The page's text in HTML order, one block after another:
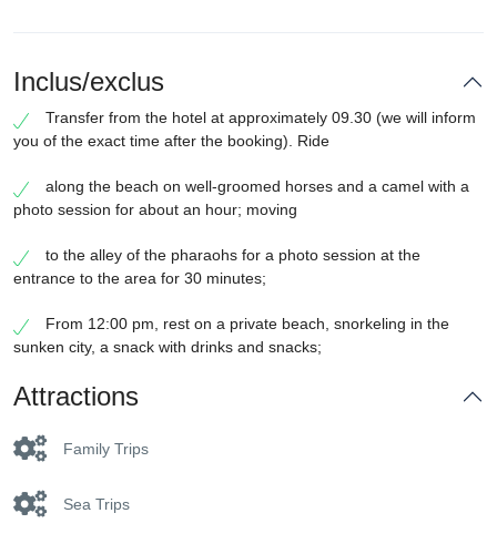
Inclus/exclus
Transfer from the hotel at approximately 09.30 (we will inform
you of the exact time after the booking). Ride
along the beach on well-groomed horses and a camel with a
photo session for about an hour; moving
to the alley of the pharaohs for a photo session at the
entrance to the area for 30 minutes;
From 12:00 pm, rest on a private beach, snorkeling in the
sunken city, a snack with drinks and snacks;
Attractions
Family Trips
Sea Trips